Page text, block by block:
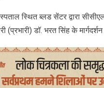
स्थित ब्लड सेंटर द्वारा
डॉ. भरत सिंह के